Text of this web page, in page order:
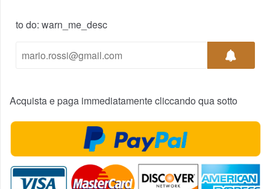
to do: warn_me_desc
Acquista e paga immediatamente cliccando qua sotto